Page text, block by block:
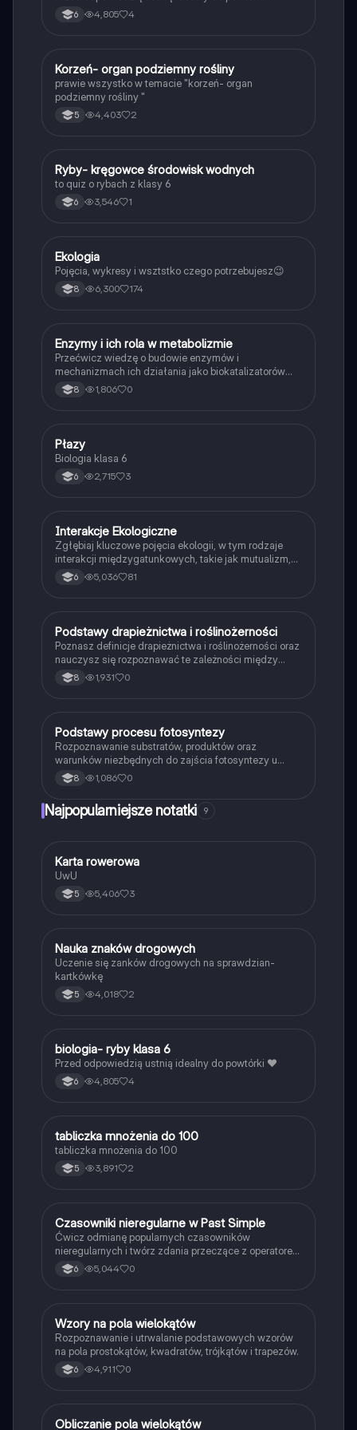
6 4,805 4
KBiologia
Korzeń- organ podziemny rośliny
prawie wszystko w temacie "korzeń- organ
podziemny rośliny "
5 4,403 2
RBiologia
Ryby- kręgowce środowisk wodnych
to quiz o rybach z klasy 6
6 3,546 1
Biologia
Ekologia
Pojęcia, wykresy i wsztstko czego potrzebujesz😉
8 6,300 174
EBiologia
Enzymy i ich rola w metabolizmie
Przećwicz wiedzę o budowie enzymów i
mechanizmach ich działania jako biokatalizatorów
przyspieszających reakcje.
8 1,806 0
PBiologia
Płazy
Biologia klasa 6
6 2,715 3
Biologia
Interakcje Ekologiczne
Zgłębiaj kluczowe pojęcia ekologii, w tym rodzaje
interakcji międzygatunkowych, takie jak mutualizm,
komensalizm, drapieżnictwo i pasożytnictwo.
Dowiedz się o strukturze populacji, ekosystemach
6 5,036 81
PBiologia
Podstawy drapieżnictwa i roślinożerności
Poznasz definicje drapieżnictwa i roślinożerności oraz
nauczysz się rozpoznawać te zależności między
organizmami w przyrodzie.
8 1,931 0
PBiologia
Podstawy procesu fotosyntezy
Rozpoznawanie substratów, produktów oraz
warunków niezbędnych do zajścia fotosyntezy u
roślin.
8 1,086 0
Najpopularniejsze notatki 9
KTechnika
Karta rowerowa
UwU
5 5,406 3
NTechnika
Nauka znaków drogowych
Uczenie się zanków drogowych na sprawdzian-
kartkówkę
5 4,018 2
BBiologia
biologia- ryby klasa 6
Przed odpowiedzią ustnią idealny do powtórki ❤️
6 4,805 4
TMatematyka
tabliczka mnożenia do 100
tabliczka mnożenia do 100
5 3,891 2
CJęzyk angielski
Czasowniki nieregularne w Past Simple
Ćwicz odmianę popularnych czasowników
nieregularnych i twórz zdania przeczące z operatorem
didn't w czasie Past Simple.
6 5,044 0
WMatematyka
Wzory na pola wielokątów
Rozpoznawanie i utrwalanie podstawowych wzorów
na pola prostokątów, kwadratów, trójkątów i trapezów.
6 4,911 0
Matematyka
Obliczanie pola wielokątów